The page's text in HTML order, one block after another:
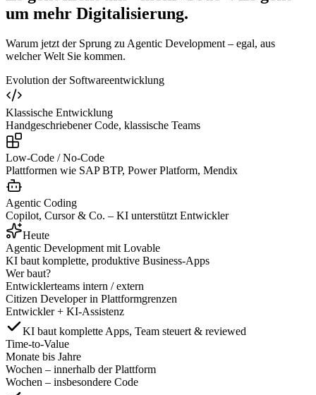
um mehr Digitalisierung.
Warum jetzt der Sprung zu Agentic Development – egal, aus
welcher Welt Sie kommen.
Evolution der Softwareentwicklung
Klassische Entwicklung
Handgeschriebener Code, klassische Teams
Low-Code / No-Code
Plattformen wie SAP BTP, Power Platform, Mendix
Agentic Coding
Copilot, Cursor & Co. – KI unterstützt Entwickler
Heute
Agentic Development mit Lovable
KI baut komplette, produktive Business-Apps
Wer baut?
Entwicklerteams intern / extern
Citizen Developer in Plattformgrenzen
Entwickler + KI-Assistenz
KI baut komplette Apps, Team steuert & reviewed
Time-to-Value
Monate bis Jahre
Wochen – innerhalb der Plattform
Wochen – insbesondere Code